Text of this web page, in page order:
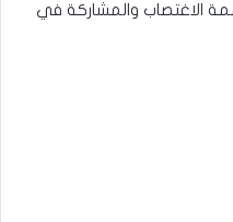
الاغتصاب والمشاركة في